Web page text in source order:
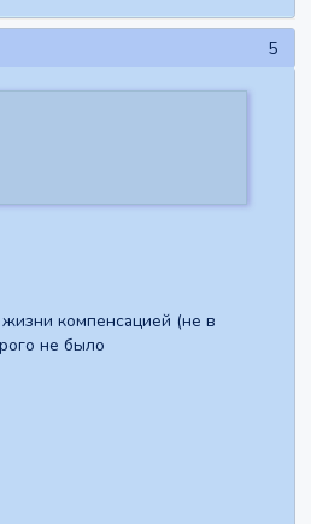
5
компенсацией (не в
не было